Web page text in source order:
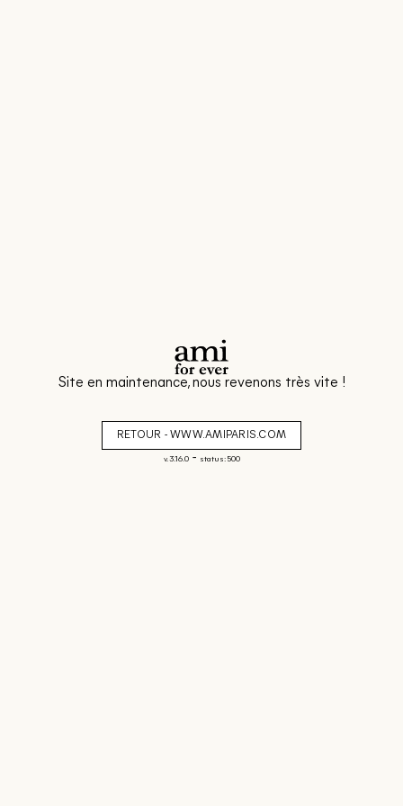
Site en maintenance, nous revenons très vite !
RETOUR - WWW.AMIPARIS.COM
v. 3.16.0- status: 500